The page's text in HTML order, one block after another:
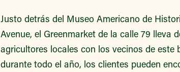
Justo detrás del Museo Americano de
Avenue, el Greenmarket de la calle 79 lleva
agricultores locales con los vecinos de este
durante todo el año, los clientes pueden